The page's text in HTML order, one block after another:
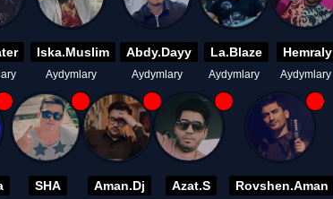
Iska.Muslim
Aydymlary
Abdy.Dayy
Aydymlary
La.Blaze
Aydymlary
Hemraly
Aydymlary
SHA Aman.Dj Azat.S Rovshen.Aman